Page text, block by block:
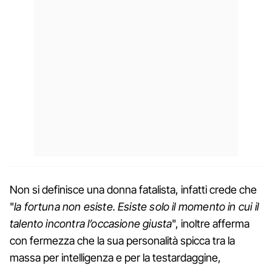
Non si definisce una donna fatalista, infatti crede che
"la fortuna non esiste. Esiste solo il momento in cui il
talento incontra l’occasione giusta", inoltre afferma
con fermezza che la sua personalità spicca tra la
massa per intelligenza e per la testardaggine,